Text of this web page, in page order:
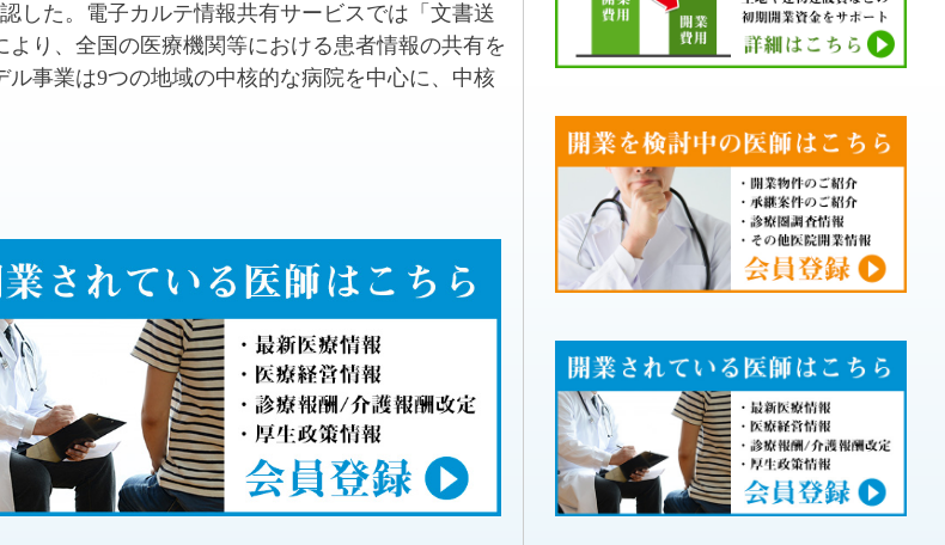
した。電子カルテ情報共有サービスでは「文書送
り、全国の医療機関等における患者情報の共有を
事業は9つの地域の中核的な病院を中心に、中核